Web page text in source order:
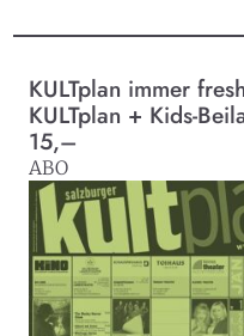
KULTplan immer
KULTplan + Kids-
15,–
ABO